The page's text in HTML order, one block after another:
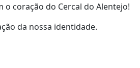
coração do Cercal do Alentejo!
da nossa identidade.